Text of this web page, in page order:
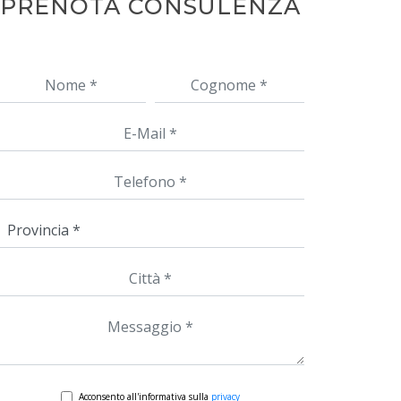
PRENOTA CONSULENZA
Acconsento all'informativa sulla privacy